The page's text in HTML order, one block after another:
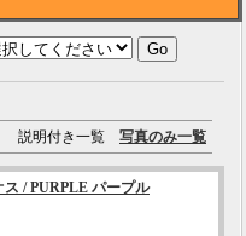
説明付き一覧 写真のみ一覧
/ PURPLE パープル